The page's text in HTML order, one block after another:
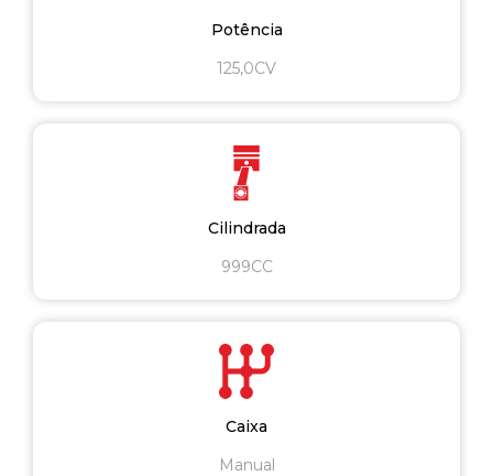
Potência
125,0CV
Cilindrada
999CC
Caixa
Manual